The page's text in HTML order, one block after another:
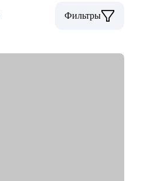
Фильтры